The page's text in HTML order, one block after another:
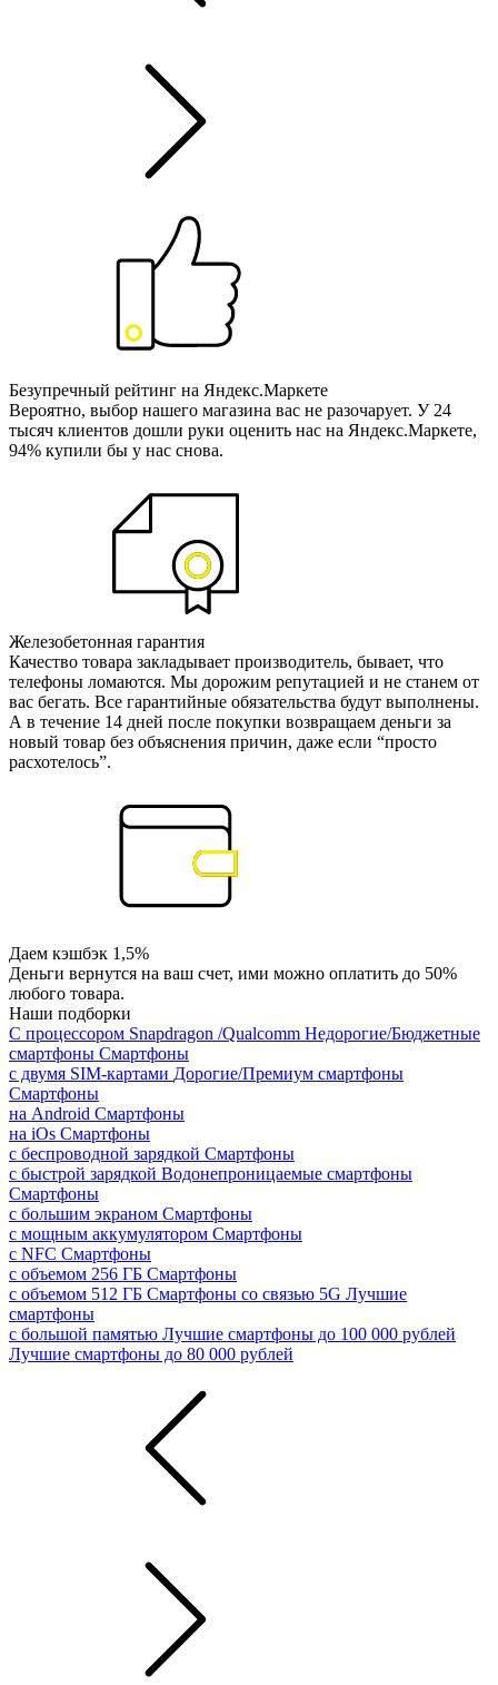
Безупречный рейтинг на Яндекс.Маркете
Вероятно, выбор нашего магазина вас не разочарует. У 24
тысяч клиентов дошли руки оценить нас на Яндекс.Маркете,
94% купили бы у нас снова.
Железобетонная гарантия
Качество товара закладывает производитель, бывает, что
телефоны ломаются. Мы дорожим репутацией и не станем от
вас бегать. Все гарантийные обязательства будут выполнены.
А в течение 14 дней после покупки возвращаем деньги за
новый товар без объяснения причин, даже если “просто
расхотелось”.
Даем кэшбэк 1,5%
Деньги вернутся на ваш счет, ими можно оплатить до 50%
любого товара.
Наши подборки
С процессором Snapdragon /Qualcomm Недорогие/Бюджетные
смартфоны Смартфоны
с двумя SIM-картами Дорогие/Премиум смартфоны
Смартфоны
на Android Смартфоны
на iOs Смартфоны
с беспроводной зарядкой Смартфоны
с быстрой зарядкой Водонепроницаемые смартфоны
Смартфоны
с большим экраном Смартфоны
с мощным аккумулятором Смартфоны
с NFC Смартфоны
с объемом 256 ГБ Смартфоны
с объемом 512 ГБ Смартфоны со связью 5G Лучшие
смартфоны
с большой памятью Лучшие смартфоны до 100 000 рублей
Лучшие смартфоны до 80 000 рублей